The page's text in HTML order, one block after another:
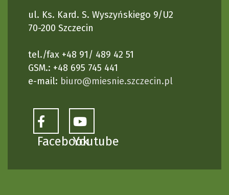
ul. Ks. Kard. S. Wyszyńskiego 9/U2
70-200 Szczecin
tel./fax +48 91/ 489 42 51
GSM.: +48 695 745 441
e-mail: biuro@miesnie.szczecin.pl
FacebookYoutube